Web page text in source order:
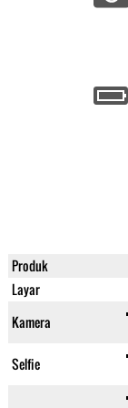
Produk
Layar
Kamera
Selfie